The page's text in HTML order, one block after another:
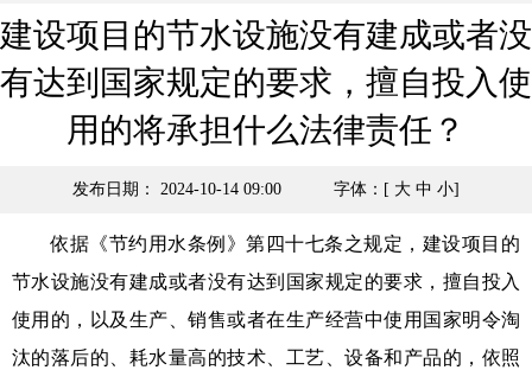
建设项目的节水设施没有建成或者没
有达到国家规定的要求，擅自投入使
用的将承担什么法律责任？
发布日期： 2024-10-14 09:00 字体：[ 大 中 小]
依据《节约用水条例》第四十七条之规定，建设项目的
节水设施没有建成或者没有达到国家规定的要求，擅自投入
使用的，以及生产、销售或者在生产经营中使用国家明令淘
汰的落后的、耗水量高的技术、工艺、设备和产品的，依照